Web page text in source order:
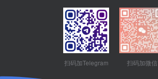
扫码加Telegram 扫码加微信